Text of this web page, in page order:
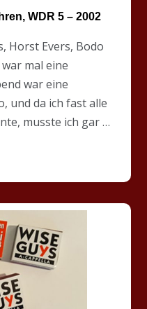
WDR 5 – 2002
Horst Evers, Bodo
mal eine
war eine
und da ich fast alle
musste ich gar …